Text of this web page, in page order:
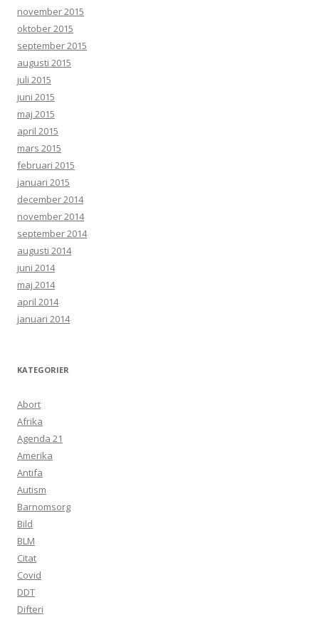
november 2015
oktober 2015
september 2015
augusti 2015
juli 2015
juni 2015
maj 2015
april 2015
mars 2015
februari 2015
januari 2015
december 2014
november 2014
september 2014
augusti 2014
juni 2014
maj 2014
april 2014
januari 2014
KATEGORIER
Abort
Afrika
Agenda 21
Amerika
Antifa
Autism
Barnomsorg
Bild
BLM
Citat
Covid
DDT
Difteri